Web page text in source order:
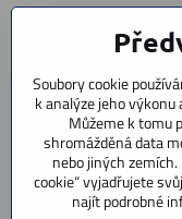
CYCLESTAR
Praha 5 Radotín
153 00
+420 602 856
+420 723 603
servis
Soubory cookie
k analýze jeho výkonu
Můžeme k tomu
shromážděná data
nebo jiných
cookie“ vyjadřujete
najít podrobné